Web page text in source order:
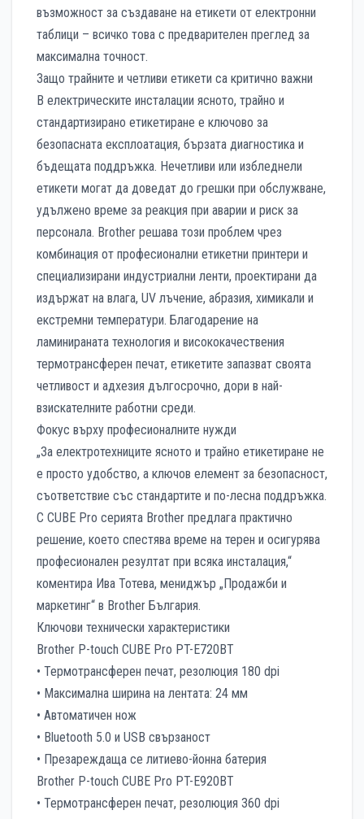
възможност за създаване на етикети от електронни
таблици – всичко това с предварителен преглед за
максимална точност.
Защо трайните и четливи етикети са критично важни
В електрическите инсталации ясното, трайно и
стандартизирано етикетиране е ключово за
безопасната експлоатация, бързата диагностика и
бъдещата поддръжка. Нечетливи или избледнели
етикети могат да доведат до грешки при обслужване,
удължено време за реакция при аварии и риск за
персонала. Brother решава този проблем чрез
комбинация от професионални етикетни принтери и
специализирани индустриални ленти, проектирани да
издържат на влага, UV лъчение, абразия, химикали и
екстремни температури. Благодарение на
ламинираната технология и висококачествения
термотрансферен печат, етикетите запазват своята
четливост и адхезия дългосрочно, дори в най-
взискателните работни среди.
Фокус върху професионалните нужди
„За електротехниците ясното и трайно етикетиране не
е просто удобство, а ключов елемент за безопасност,
съответствие със стандартите и по-лесна поддръжка.
С CUBE Pro серията Brother предлага практично
решение, което спестява време на терен и осигурява
професионален резултат при всяка инсталация,“
коментира Ива Тотева, мениджър „Продажби и
маркетинг“ в Brother България.
Ключови технически характеристики
Brother P-touch CUBE Pro PT-E720BT
• Термотрансферен печат, резолюция 180 dpi
• Максимална ширина на лентата: 24 мм
• Автоматичен нож
• Bluetooth 5.0 и USB свързаност
• Презареждаща се литиево-йонна батерия
Brother P-touch CUBE Pro PT-E920BT
• Термотрансферен печат, резолюция 360 dpi